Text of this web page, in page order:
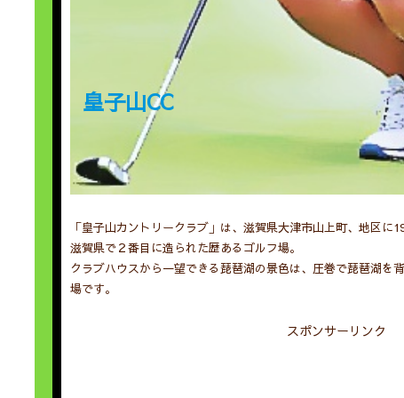
皇子山CC
「皇子山カントリークラブ」は、滋賀県大津市山上町、地区に
滋賀県で２番目に造られた歴あるゴルフ場。
クラブハウスから一望できる琵琶湖の景色は、圧巻で琵琶湖を
場です。
スポンサーリンク